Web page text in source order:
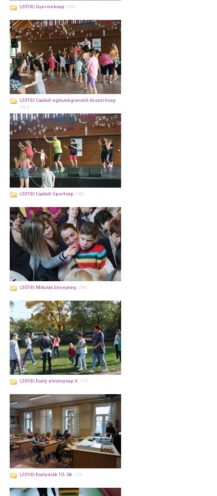
(2018) Gyermeknap (100)
(2018) Családi egészségnevelő és szűrőnap
(161)
(2018) Családi Sportnap (148)
(2018) Mikulás ünnepség (294)
(2018) Esély élménynap II. (13)
(2018) Esélyórák 10. 04. (22)